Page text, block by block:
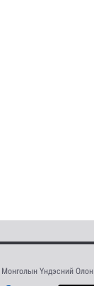
Үндэсний Олон